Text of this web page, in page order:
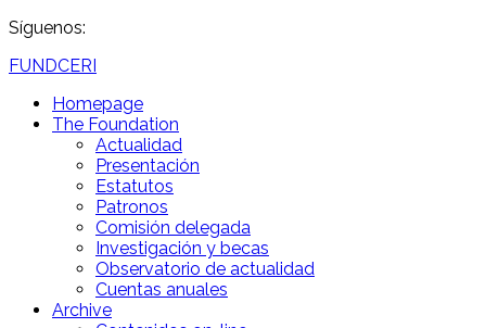
Síguenos:
FUNDCERI
Homepage
The Foundation
Actualidad
Presentación
Estatutos
Patronos
Comisión delegada
Investigación y becas
Observatorio de actualidad
Cuentas anuales
Archive